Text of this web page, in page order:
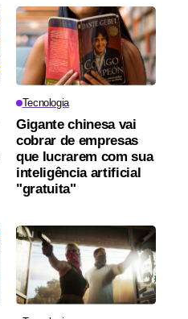
Tecnologia
Gigante chinesa vai
cobrar de empresas
que lucrarem com sua
inteligência artificial
"gratuita"